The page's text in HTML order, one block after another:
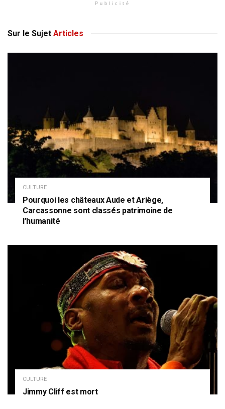
Publicité
Sur le Sujet Articles
CULTURE
Pourquoi les châteaux Aude et Ariège,
Carcassonne sont classés patrimoine de
l’humanité
CULTURE
Jimmy Cliff est mort